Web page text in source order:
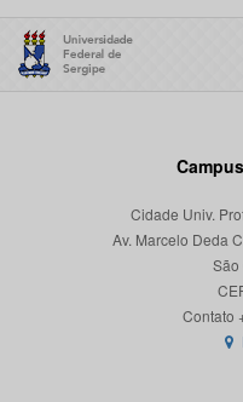
Cidade Univ.
Av. Marcelo Deda
São